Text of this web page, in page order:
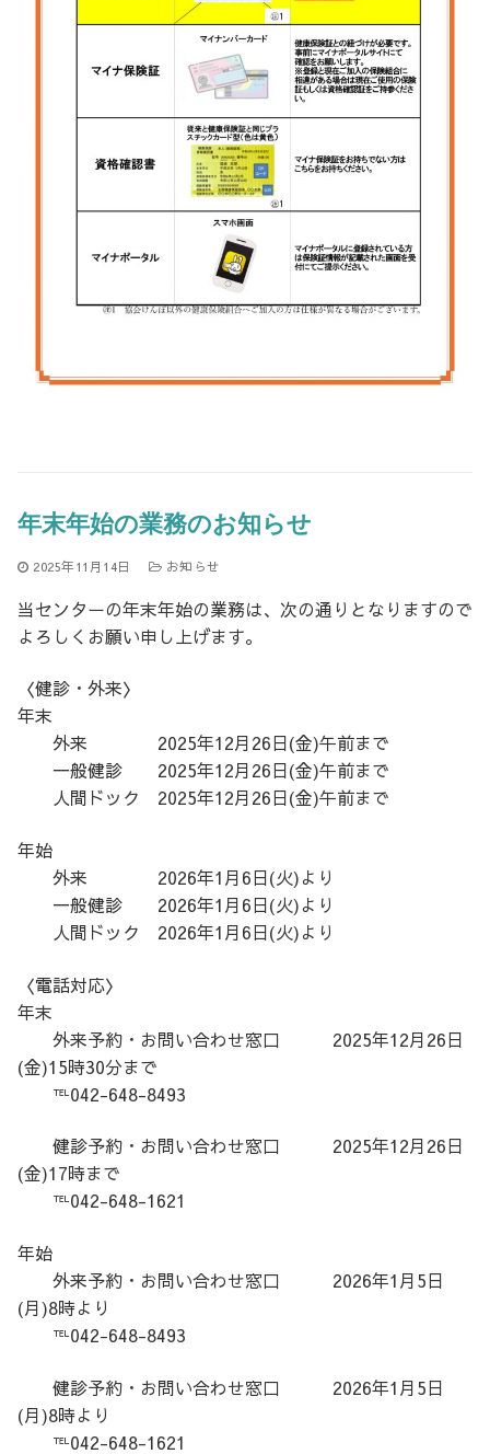
年末年始の業務のお知らせ
2025年11月14日 お知らせ
当センターの年末年始の業務は、次の通りとなりますので
よろしくお願い申し上げます。
〈健診・外来〉
年末
外来 2025年12月26日(金)午前まで
一般健診 2025年12月26日(金)午前まで
人間ドック 2025年12月26日(金)午前まで
年始
外来 2026年1月6日(火)より
一般健診 2026年1月6日(火)より
人間ドック 2026年1月6日(火)より
〈電話対応〉
年末
外来予約・お問い合わせ窓口 2025年12月26日
(金)15時30分まで
℡042-648-8493
健診予約・お問い合わせ窓口 2025年12月26日
(金)17時まで
℡042-648-1621
年始
外来予約・お問い合わせ窓口 2026年1月5日
(月)8時より
℡042-648-8493
健診予約・お問い合わせ窓口 2026年1月5日
(月)8時より
℡042-648-1621